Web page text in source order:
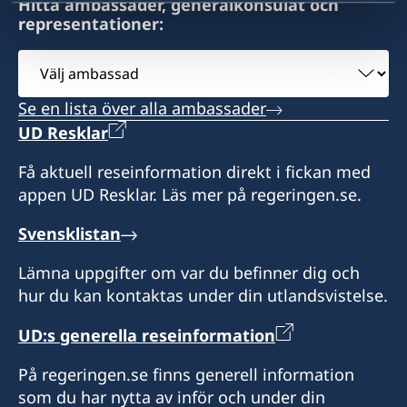
Honorärkonsulatet utfärdar provisoriska pass
och lämnar ut resehandlingar.
Honorärkonsul
Milorad Stanić
Honorärkonsulatet utfärdar provisoriska pass
och lämnar ut resehandlingar.
Konsulatet i Split är stängt från den 3 till den 14
augusti. Vänligen vänd dig till konsulaten i
Rijeka eller Dubrovnik, eller till ambassaden i
Zagreb.
Honorärkonsul
Mladen Drnasin
Expeditionstid:
tisdagar 10.00 - 12.00
Honorärkonsulatet utfärdar provisoriska pass
och lämnar ut resehandlingar.
Honorärkonsul
Andela Matic
representationer:
Välj
ambassad
Se en lista över alla ambassader
UD Resklar
Få aktuell reseinformation direkt i fickan med
appen UD Resklar. Läs mer på regeringen.se.
Svensklistan
Lämna uppgifter om var du befinner dig och
hur du kan kontaktas under din utlandsvistelse.
UD:s generella reseinformation
På regeringen.se finns generell information
som du har nytta av inför och under din